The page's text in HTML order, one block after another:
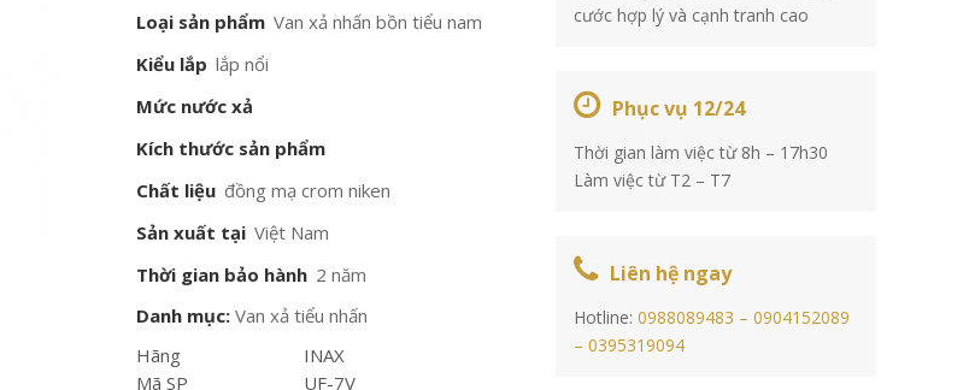
Loại sản phẩm Van xả nhấn bồn tiểu nam
Kiểu lắp lắp nổi
Mức nước xả
Kích thước sản phẩm
Chất liệu đồng mạ crom niken
Sản xuất tại Việt Nam
Thời gian bảo hành 2 năm
Danh mục: Van xả tiểu nhấn
Hãng
INAX
Mã SP
UF-7V
cước hợp lý và cạnh tranh cao
Phục vụ 12/24
Thời gian làm việc từ 8h – 17h30
Làm việc từ T2 – T7
Liên hệ ngay
Hotline: 0988089483 – 0904152089
– 0395319094